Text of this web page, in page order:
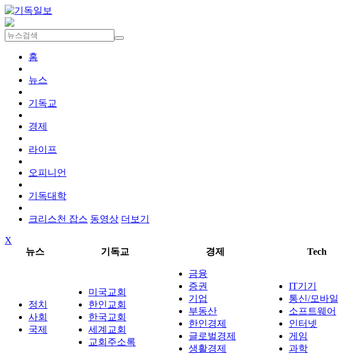
홈
뉴스
기독교
경제
라이프
오피니언
기독대학
크리스천 잡스 동영상 더보기
X
뉴스
기독교 경제 Tech
정치
사회
국제
미국교회
한인교회
한국교회
세계교회
교회주소록
금융
증권
기업
부동산
한인경제
글로벌경제
생활경제
IT기기
통신/모바일
소프트웨어
인터넷
게임
과학